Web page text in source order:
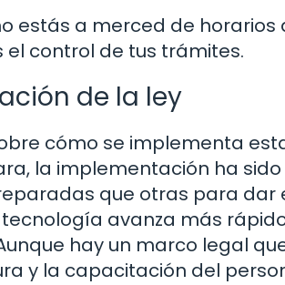
estás a merced de
el control de tus trámites.
de la ley
cómo se implementa
la implementación ha
que otras para dar
avanza más
hay un marco legal
y la capacitación del